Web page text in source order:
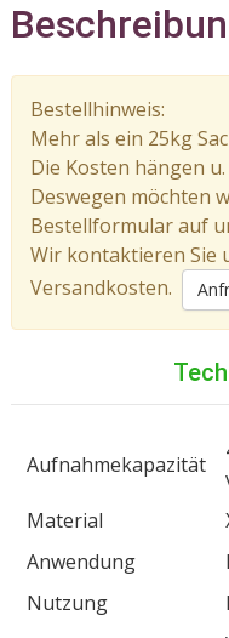
Bestellhinweis:
Mehr als ein 25kg
Die Kosten hängen
Deswegen möchten
Bestellformular auf
Wir kontaktieren Sie
Versandkosten.
Aufnahmekapazität
Material
Anwendung
Nutzung